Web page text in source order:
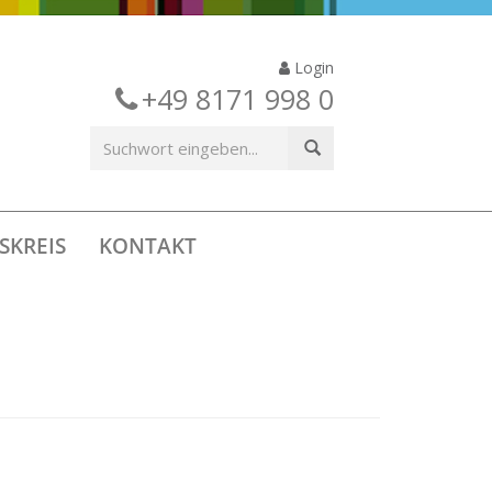
Login
+49 8171 998 0
KONTAKT